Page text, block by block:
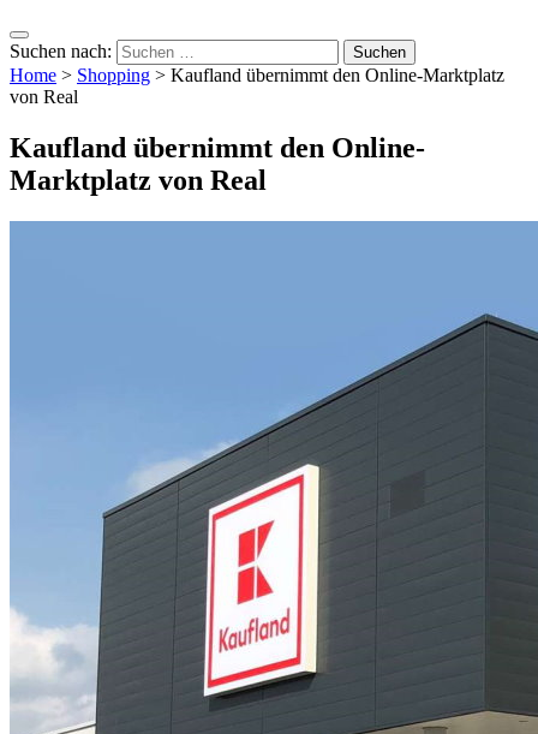
Suchen nach:
Home > Shopping > Kaufland übernimmt den Online-Marktplatz
von Real
Kaufland übernimmt den Online-
Marktplatz von Real